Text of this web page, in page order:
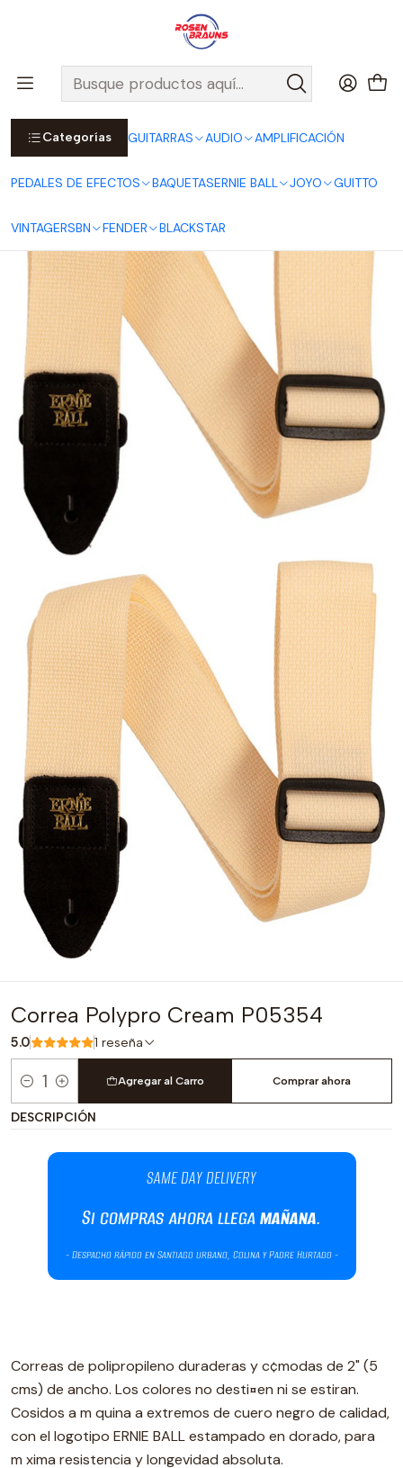
Categorías GUITARRAS AUDIO AMPLIFICACIÓN
PEDALES DE EFECTOS BAQUETASERNIE BALL JOYO GUITTO
VINTAGERSBN FENDER BLACKSTAR
Por compras sobre $25.000 en Santiago urbano, Colina o
Padre Hurtado, incluimos el despacho!
Ver Detalles
Inicio ERNIE BALL CORREAS ERNIE BALL
Polypro Straps
Correa Polypro Cream P05354
Correa Polypro Cream P05354
5.0 1 reseña
Cantidad
Agregar al Carro Comprar ahora
DESCRIPCIÓN
Correas de polipropileno duraderas y c¢modas de 2" (5
cms) de ancho. Los colores no desti¤en ni se estiran.
Cosidos a m quina a extremos de cuero negro de calidad,
con el logotipo ERNIE BALL estampado en dorado, para
m xima resistencia y longevidad absoluta.